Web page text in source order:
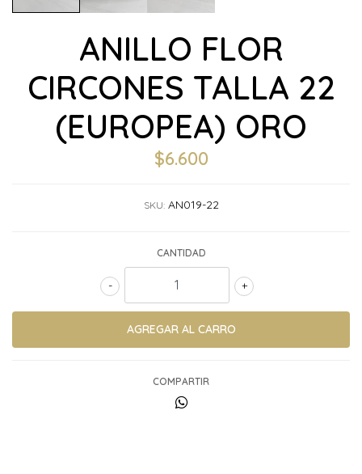
ANILLO FLOR
CIRCONES TALLA 22
(EUROPEA) ORO
$6.600
SKU: AN019-22
CANTIDAD
+
-
COMPARTIR